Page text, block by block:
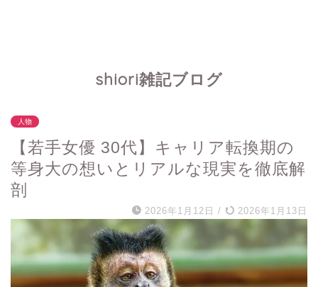
shiori雑記ブログ
人物
【若手女優 30代】キャリア転換期の
等身大の想いとリアルな現実を徹底解
剖
2026年1月12日 / 2026年1月13日